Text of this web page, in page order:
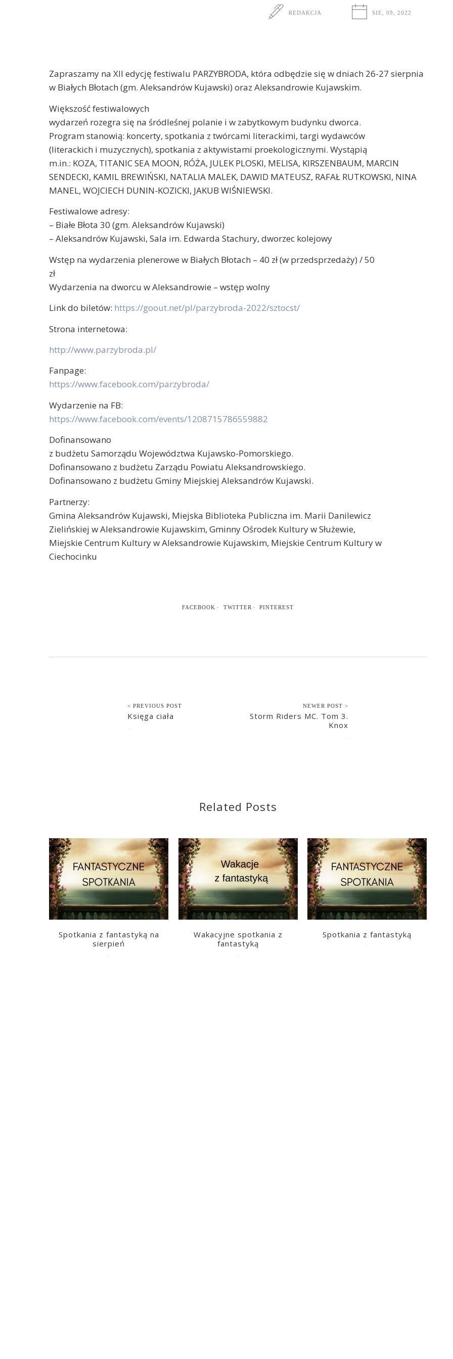
REDAKCJA SIE, 09, 2022
Zapraszamy na XII edycję festiwalu PARZYBRODA, która odbędzie się w dniach 26-27 sierpnia
w Białych Błotach (gm. Aleksandrów Kujawski) oraz Aleksandrowie Kujawskim.
Większość festiwalowych
wydarzeń rozegra się na śródleśnej polanie i w zabytkowym budynku dworca.
Program stanowią: koncerty, spotkania z twórcami literackimi, targi wydawców
(literackich i muzycznych), spotkania z aktywistami proekologicznymi. Wystąpią
m.in.: KOZA, TITANIC SEA MOON, RÓŻA, JULEK PLOSKI, MELISA, KIRSZENBAUM, MARCIN
SENDECKI, KAMIL BREWIŃSKI, NATALIA MALEK, DAWID MATEUSZ, RAFAŁ RUTKOWSKI, NINA
MANEL, WOJCIECH DUNIN-KOZICKI, JAKUB WIŚNIEWSKI.
Festiwalowe adresy:
– Białe Błota 30 (gm. Aleksandrów Kujawski)
– Aleksandrów Kujawski, Sala im. Edwarda Stachury, dworzec kolejowy
Wstęp na wydarzenia plenerowe w Białych Błotach – 40 zł (w przedsprzedaży) / 50
zł
Wydarzenia na dworcu w Aleksandrowie – wstęp wolny
Link do biletów: https://goout.net/pl/parzybroda-2022/sztocst/
Strona internetowa:
http://www.parzybroda.pl/
Fanpage:
https://www.facebook.com/parzybroda/
Wydarzenie na FB:
https://www.facebook.com/events/1208715786559882
Dofinansowano
z budżetu Samorządu Województwa Kujawsko-Pomorskiego.
Dofinansowano z budżetu Zarządu Powiatu Aleksandrowskiego.
Dofinansowano z budżetu Gminy Miejskiej Aleksandrów Kujawski.
Partnerzy:
Gmina Aleksandrów Kujawski, Miejska Biblioteka Publiczna im. Marii Danilewicz
Zielińskiej w Aleksandrowie Kujawskim, Gminny Ośrodek Kultury w Służewie,
Miejskie Centrum Kultury w Aleksandrowie Kujawskim, Miejskie Centrum Kultury w
Ciechocinku
FACEBOOK TWITTER PINTEREST
< PREVIOUS POST
Księga ciała
NEWER POST >
Storm Riders MC. Tom 3.
Knox
Related Posts
Spotkania z fantastyką na
sierpień
Wakacyjne spotkania z
fantastyką
Spotkania z fantastyką